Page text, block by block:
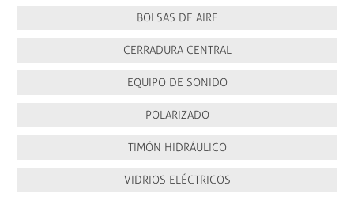
BOLSAS DE AIRE
CERRADURA CENTRAL
EQUIPO DE SONIDO
POLARIZADO
TIMÓN HIDRÁULICO
VIDRIOS ELÉCTRICOS